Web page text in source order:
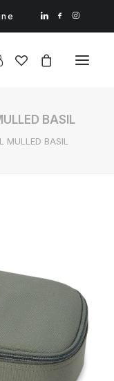
BASIL
MULLED BASIL